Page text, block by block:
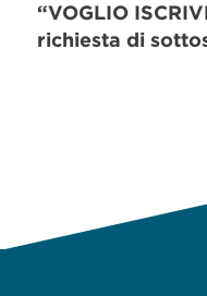
“VOGLIO
richiesta di